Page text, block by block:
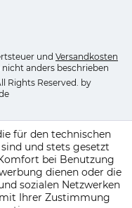
und Versandkosten
anders beschrieben
Rights Reserved. by
für den technischen
und stets gesetzt
bei Benutzung
dienen oder die
sozialen Netzwerken
Ihrer Zustimmung